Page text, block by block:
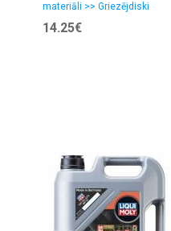
materiāli >> Griezējdiski
14.25€